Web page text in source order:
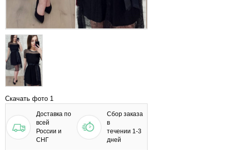
Скачать фото 1
Доставка по
всей
России и
СНГ
Сбор заказа
в
течении 1-3
дней